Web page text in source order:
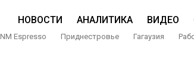
НОВОСТИ АНАЛИТИКА ВИДЕО
NM Espresso Приднестровье Гагаузия